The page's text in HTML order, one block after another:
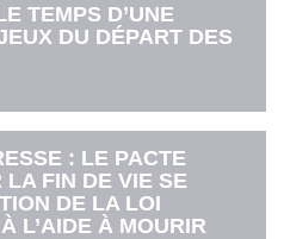
TEMPS D’UNE
DU DÉPART DES
: LE PACTE
LA FIN DE VIE SE
DE LA LOI
L’AIDE À MOURIR